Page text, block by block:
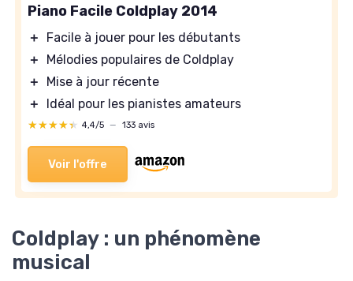
Piano Facile Coldplay 2014
＋
Facile à jouer pour les débutants
＋
Mélodies populaires de Coldplay
＋
Mise à jour récente
＋
Idéal pour les pianistes amateurs
★★★★★
★★★★★ 4,4/5 — 133 avis
Voir l'offre
Coldplay : un phénomène
musical